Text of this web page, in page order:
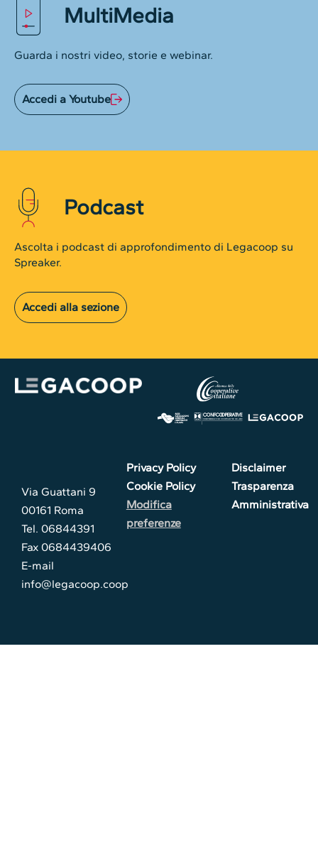
MultiMedia
Guarda i nostri video, storie e webinar.
Accedi a Youtube
Podcast
Ascolta i podcast di approfondimento di Legacoop su
Spreaker.
Accedi alla sezione
Via Guattani 9
00161 Roma
Tel. 06844391
Fax 0684439406
E-mail
info@legacoop.coop
Privacy Policy
Cookie Policy
Modifica
preferenze
Disclaimer
Trasparenza
Amministrativa